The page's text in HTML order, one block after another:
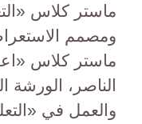
ماستر كلاس
ومصمم
ماستر كلاس
الناصر، الورشة
والعمل في